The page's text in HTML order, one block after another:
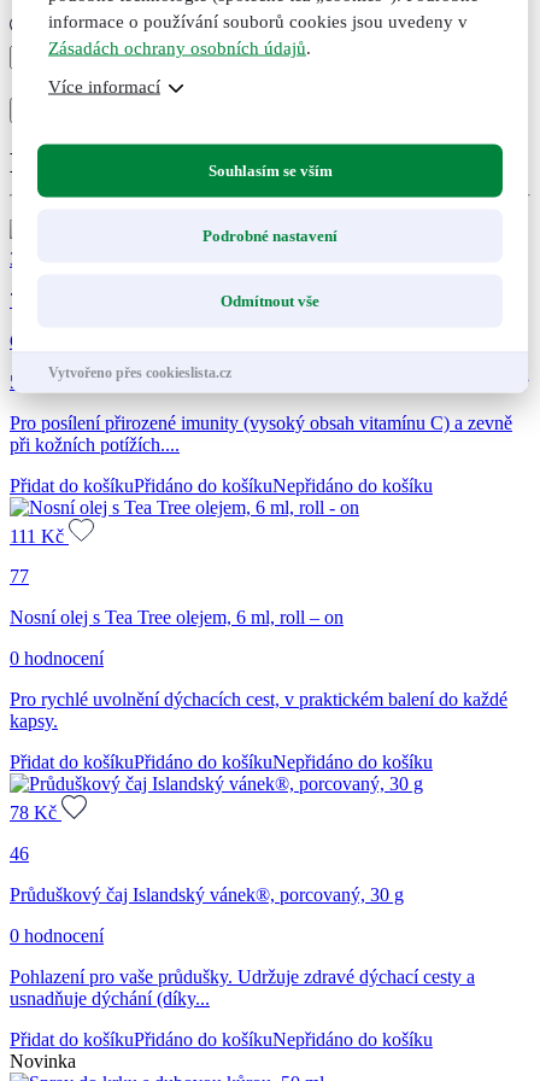
Echinafit®
imunita,
originální
bylinné
kapky
Doporučené kombinace
301
74
GREPAVIT® – grep extrakt z jader, 50 ml
5z 5 na
zákazníka
5,00
(1x)
Pro posílení přirozené imunity (vysoký obsah vitamínu C) a zevně
při kožních potížích....
Přidat do košíkuPřidáno do košíkuNepřidáno do košíku
111 Kč
77
Nosní olej s Tea Tree olejem, 6 ml, roll – on
0 hodnocení
Pro rychlé uvolnění dýchacích cest, v praktickém balení do každé
kapsy.
Přidat do košíkuPřidáno do košíkuNepřidáno do košíku
78 Kč
46
Průduškový čaj Islandský vánek®, porcovaný, 30 g
0 hodnocení
Pohlazení pro vaše průdušky. Udržuje zdravé dýchací cesty a
usnadňuje dýchání (díky...
Přidat do košíkuPřidáno do košíkuNepřidáno do košíku
Novinka
informace o používání souborů cookies jsou uvedeny v
Zásadách ochrany osobních údajů
Více informací
Souhlasím se vším
Podrobné nastavení
Odmítnout vše
Vytvořeno přes cookieslista.cz